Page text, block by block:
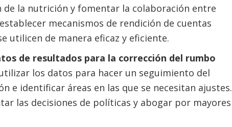
la nutrición y fomentar la colaboración entre
mecanismos de rendición de cuentas
utilicen de manera eficaz y eficiente.
de resultados para la corrección del rumbo
los datos para hacer un seguimiento del
e identificar áreas en las que se necesitan ajustes.
las decisiones de políticas y abogar por mayores